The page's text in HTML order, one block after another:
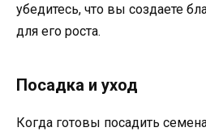
убедитесь, что вы создаете
для его роста.
Посадка и уход
Когда готовы посадить